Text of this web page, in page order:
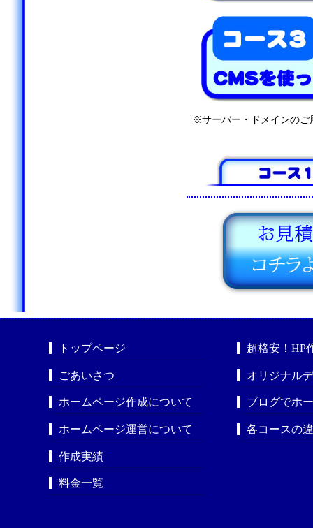
※サーバー・ドメインのご
トップページ
ごあいさつ
ホームページ作成について
ホームページ運営について
作成実績
料金一覧
超格安！HP
オリジナル
ブログでホ
各コースの